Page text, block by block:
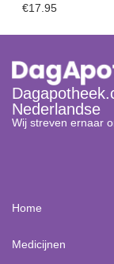
€17.95
Nederlandse
Wij streven ernaar
Home
Medicijnen